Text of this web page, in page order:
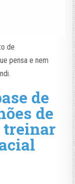
de
pensa e nem
de
de
treinar